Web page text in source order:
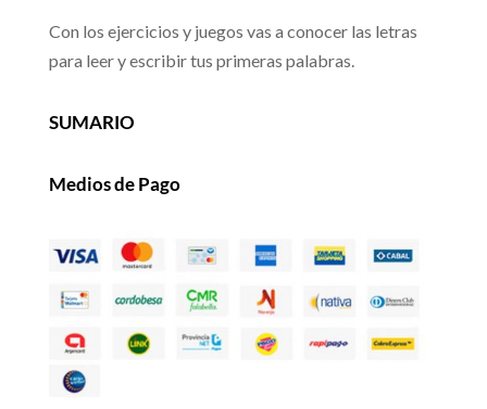
Con los ejercicios y juegos vas a conocer las letras
para leer y escribir tus primeras palabras.
SUMARIO
Medios de Pago